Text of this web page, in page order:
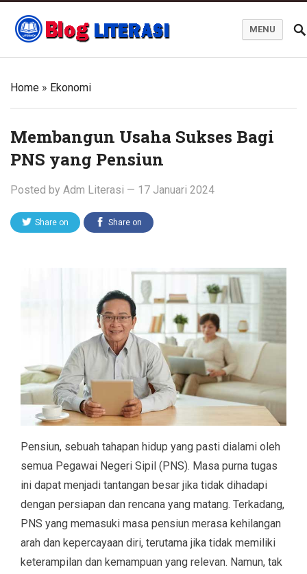
MENU
Home » Ekonomi
Membangun Usaha Sukses Bagi
PNS yang Pensiun
Posted by Adm Literasi — 17 Januari 2024
Share on Share on
Pensiun, sebuah tahapan hidup yang pasti dialami oleh
semua Pegawai Negeri Sipil (PNS). Masa purna tugas
ini dapat menjadi tantangan besar jika tidak dihadapi
dengan persiapan dan rencana yang matang. Terkadang,
PNS yang memasuki masa pensiun merasa kehilangan
arah dan kepercayaan diri, terutama jika tidak memiliki
keterampilan dan kemampuan yang relevan. Namun, tak